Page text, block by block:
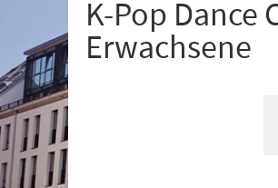
K-Pop
Erwachsene